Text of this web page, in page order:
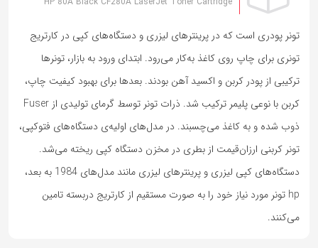
تونر پودری است که در پرینترهای لیزری و دستگاه‌های کپی در کارتریج
تونری برای چاپ روی کاغذ به‌کار می‌رود. ابتدای ورود به بازار، تونرها
ترکیبی از پودر کربن و اکسید آهن بودند. بعدها برای بهبود کیفیت چاپ،
کربن با نوعی پلیمر ترکیب شد. ذرات تونر توسط گرمای تولیدی از Fuser
ذوب شده و به کاغذ می‌چسبند. در مدل‌های اولیه‌ی دستگاه‌های فتوکپی،
تونر کربنی ارزان‌قیمت از بطری در مخزن دستگاه کپی ریخته می‌شد.
دستگاه‌های کپی لیزری و پرینترهای لیزری مانند مدل‌های 1984 به بعد،
hp تونر مورد نیاز خود را به صورت مستقیم از کارتریج دربسته تامین
می‌کنند.